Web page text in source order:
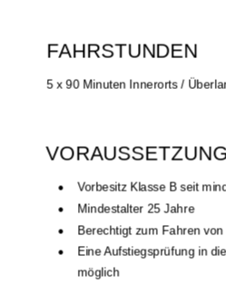
FAHRSTUNDEN
5 x 90 Minuten Innerorts /
• Vorbesitz Klasse B seit
• Mindestalter 25 Jahre
• Berechtigt zum Fahren
• Eine Aufstiegsprüfung in
möglich